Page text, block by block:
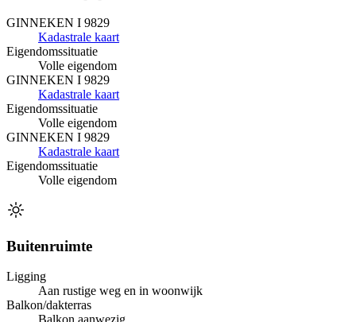
GINNEKEN I 9829
Kadastrale kaart
Eigendomssituatie
Volle eigendom
GINNEKEN I 9829
Kadastrale kaart
Eigendomssituatie
Volle eigendom
GINNEKEN I 9829
Kadastrale kaart
Eigendomssituatie
Volle eigendom
Buitenruimte
Ligging
Aan rustige weg en in woonwijk
Balkon/dakterras